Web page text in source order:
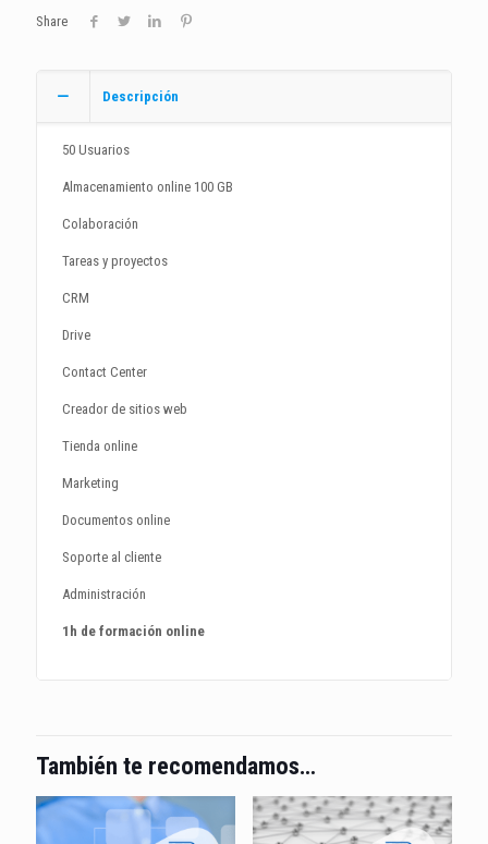
Share
Descripción
50 Usuarios
Almacenamiento online 100 GB
Colaboración
Tareas y proyectos
CRM
Drive
Contact Center
Creador de sitios web
Tienda online
Marketing
Documentos online
Soporte al cliente
Administración
1h de formación online
También te recomendamos…